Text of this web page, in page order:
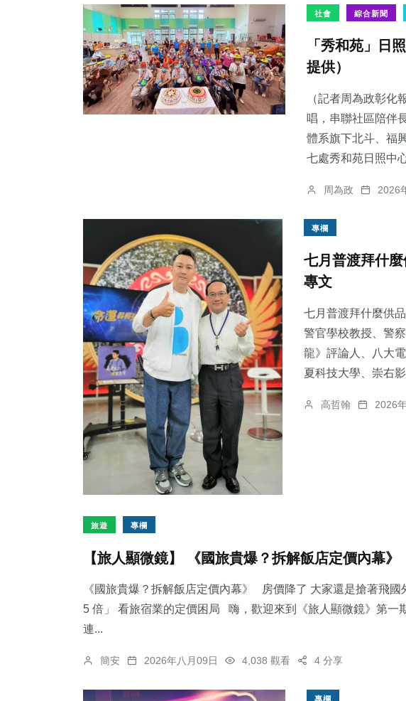
社會 綜合新聞
「秀和苑」日
提供）
（記者周為政彰化
唱，串聯社區陪伴
體系旗下北斗、福
七處秀和苑日照中
周為政 2026
專欄
七月普渡拜什
專文
七月普渡拜什麼供
警官學校教授、警
龍》評論人、八大
夏科技大學、崇右
高哲翰 2026
旅遊 專欄
【旅人顯微鏡】 《國旅貴爆？拆解飯店定價內幕》
《國旅貴爆？拆解飯店定價內幕》 房價降了 大家還是搶著飛
5 倍」 看旅宿業的定價困局 嗨，歡迎來到《旅人顯微鏡》第
連...
簡安 2026年八月09日 4,038 觀看 4 分享
專欄
72+
旅遊
1+
大陸
15+
科技新知